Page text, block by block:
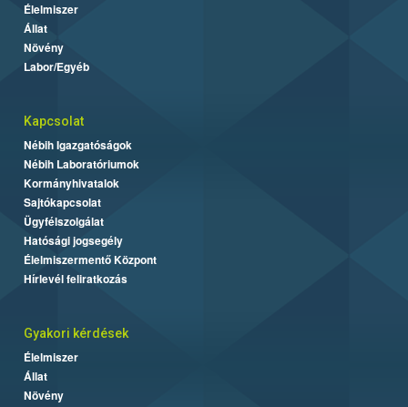
Élelmiszer
Állat
Növény
Labor/Egyéb
Kapcsolat
Nébih Igazgatóságok
Nébih Laboratóriumok
Kormányhivatalok
Sajtókapcsolat
Ügyfélszolgálat
Hatósági jogsegély
Élelmiszermentő Központ
Hírlevél feliratkozás
Gyakori kérdések
Élelmiszer
Állat
Növény